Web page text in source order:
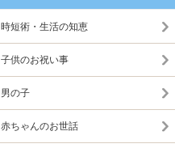
時短術・生活の知恵
子供のお祝い事
男の子
赤ちゃんのお世話